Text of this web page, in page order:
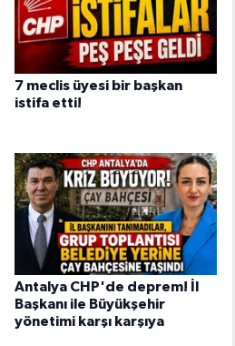
7 meclis üyesi bir başkan
istifa etti!
Antalya CHP'de deprem! İl
Başkanı ile Büyükşehir
yönetimi karşı karşıya